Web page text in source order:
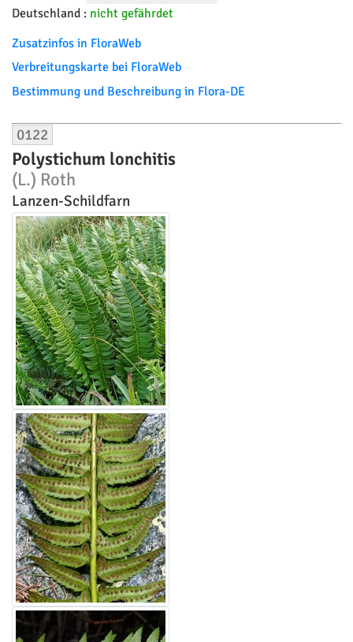
Deutschland : nicht gefährdet
Zusatzinfos in FloraWeb
Verbreitungskarte bei FloraWeb
Bestimmung und Beschreibung in Flora-DE
0122
Polystichum lonchitis
(L.) Roth
Lanzen-Schildfarn